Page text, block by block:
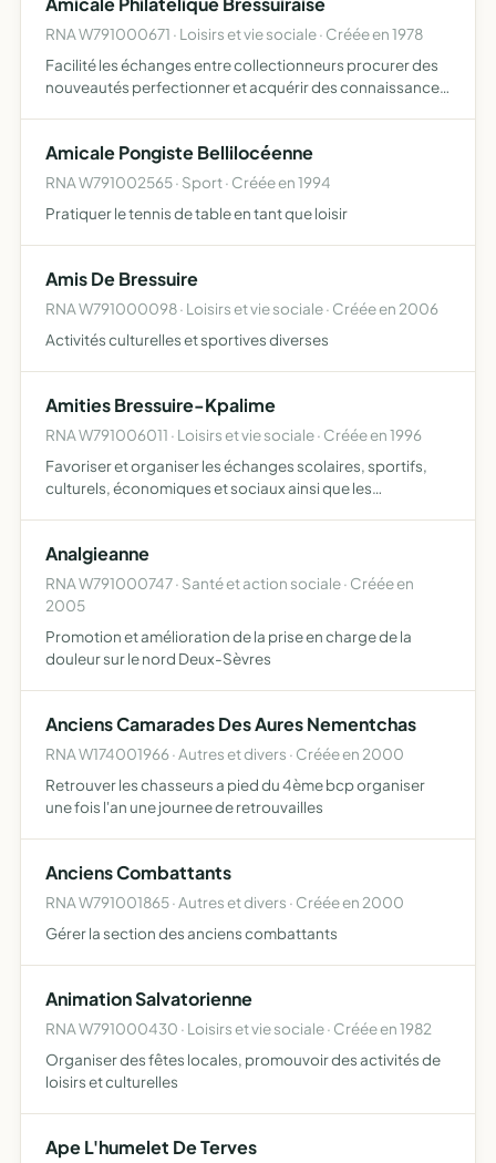
RNA W791000671 · Loisirs et vie sociale · Créée en 1978
Facilité les échanges entre collectionneurs procurer des
nouveautés perfectionner et acquérir des connaissances
Amicale Pongiste Bellilocéenne
RNA W791002565 · Sport · Créée en 1994
Pratiquer le tennis de table en tant que loisir
Amis De Bressuire
RNA W791000098 · Loisirs et vie sociale · Créée en 2006
Activités culturelles et sportives diverses
Amities Bressuire-Kpalime
RNA W791006011 · Loisirs et vie sociale · Créée en 1996
Favoriser et organiser les échanges scolaires, sportifs,
culturels, économiques et sociaux ainsi que les
de…
Analgieanne
RNA W791000747 · Santé et action sociale · Créée en
2005
Promotion et amélioration de la prise en charge de la
douleur sur le nord Deux-Sèvres
Anciens Camarades Des Aures Nementchas
RNA W174001966 · Autres et divers · Créée en 2000
Retrouver les chasseurs a pied du 4ème bcp organiser
une fois l'an une journee de retrouvailles
Anciens Combattants
RNA W791001865 · Autres et divers · Créée en 2000
Gérer la section des anciens combattants
Animation Salvatorienne
RNA W791000430 · Loisirs et vie sociale · Créée en 1982
Organiser des fêtes locales, promouvoir des activités de
loisirs et culturelles
Ape L'humelet De Terves